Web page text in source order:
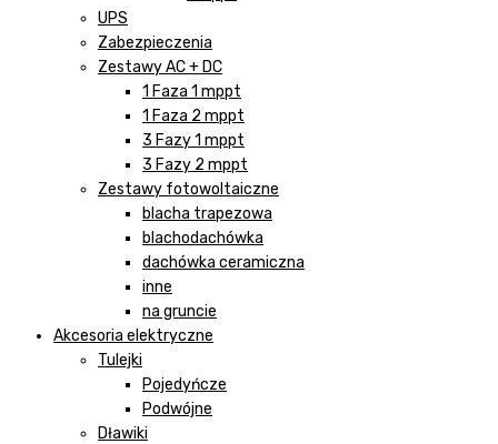
UPS
Zabezpieczenia
Zestawy AC + DC
1 Faza 1 mppt
1 Faza 2 mppt
3 Fazy 1 mppt
3 Fazy 2 mppt
Zestawy fotowoltaiczne
blacha trapezowa
blachodachówka
dachówka ceramiczna
inne
na gruncie
Akcesoria elektryczne
Tulejki
Pojedyńcze
Podwójne
Dławiki